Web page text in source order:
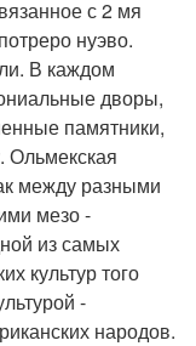
с 2 мя
нуэво.
В каждом
дворы,
памятники,
Ольмекская
между разными
мезо -
из самых
культур того
-
народов.